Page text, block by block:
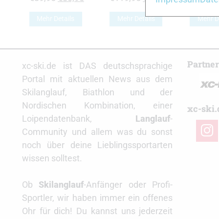
Preis
war:
Mehr Details
Preis
war:
Mehr Details Mehr
xc-ski.de ist DAS deutschsprachige
Portal mit aktuellen News aus dem
Skilanglauf, Biathlon und der
Nordischen Kombination, einer
Loipendatenbank, Langlauf-
Community und allem was du sonst
noch über deine Lieblingssportarten
wissen solltest.
Ob Skilanglauf-Anfänger oder Profi-
Sportler, wir haben immer ein offenes
Ohr für dich! Du kannst uns jederzeit
Partner
xc-